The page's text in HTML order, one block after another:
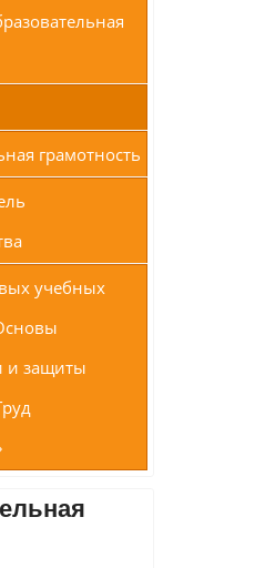
грамотность
учебных
и защиты